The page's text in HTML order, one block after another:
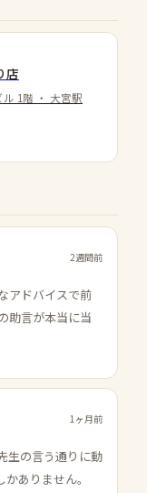
店
1階 ・ 大宮駅
2週間前
アドバイスで前
助言が本当に当
1ヶ月前
生の言う通りに動
ありません。